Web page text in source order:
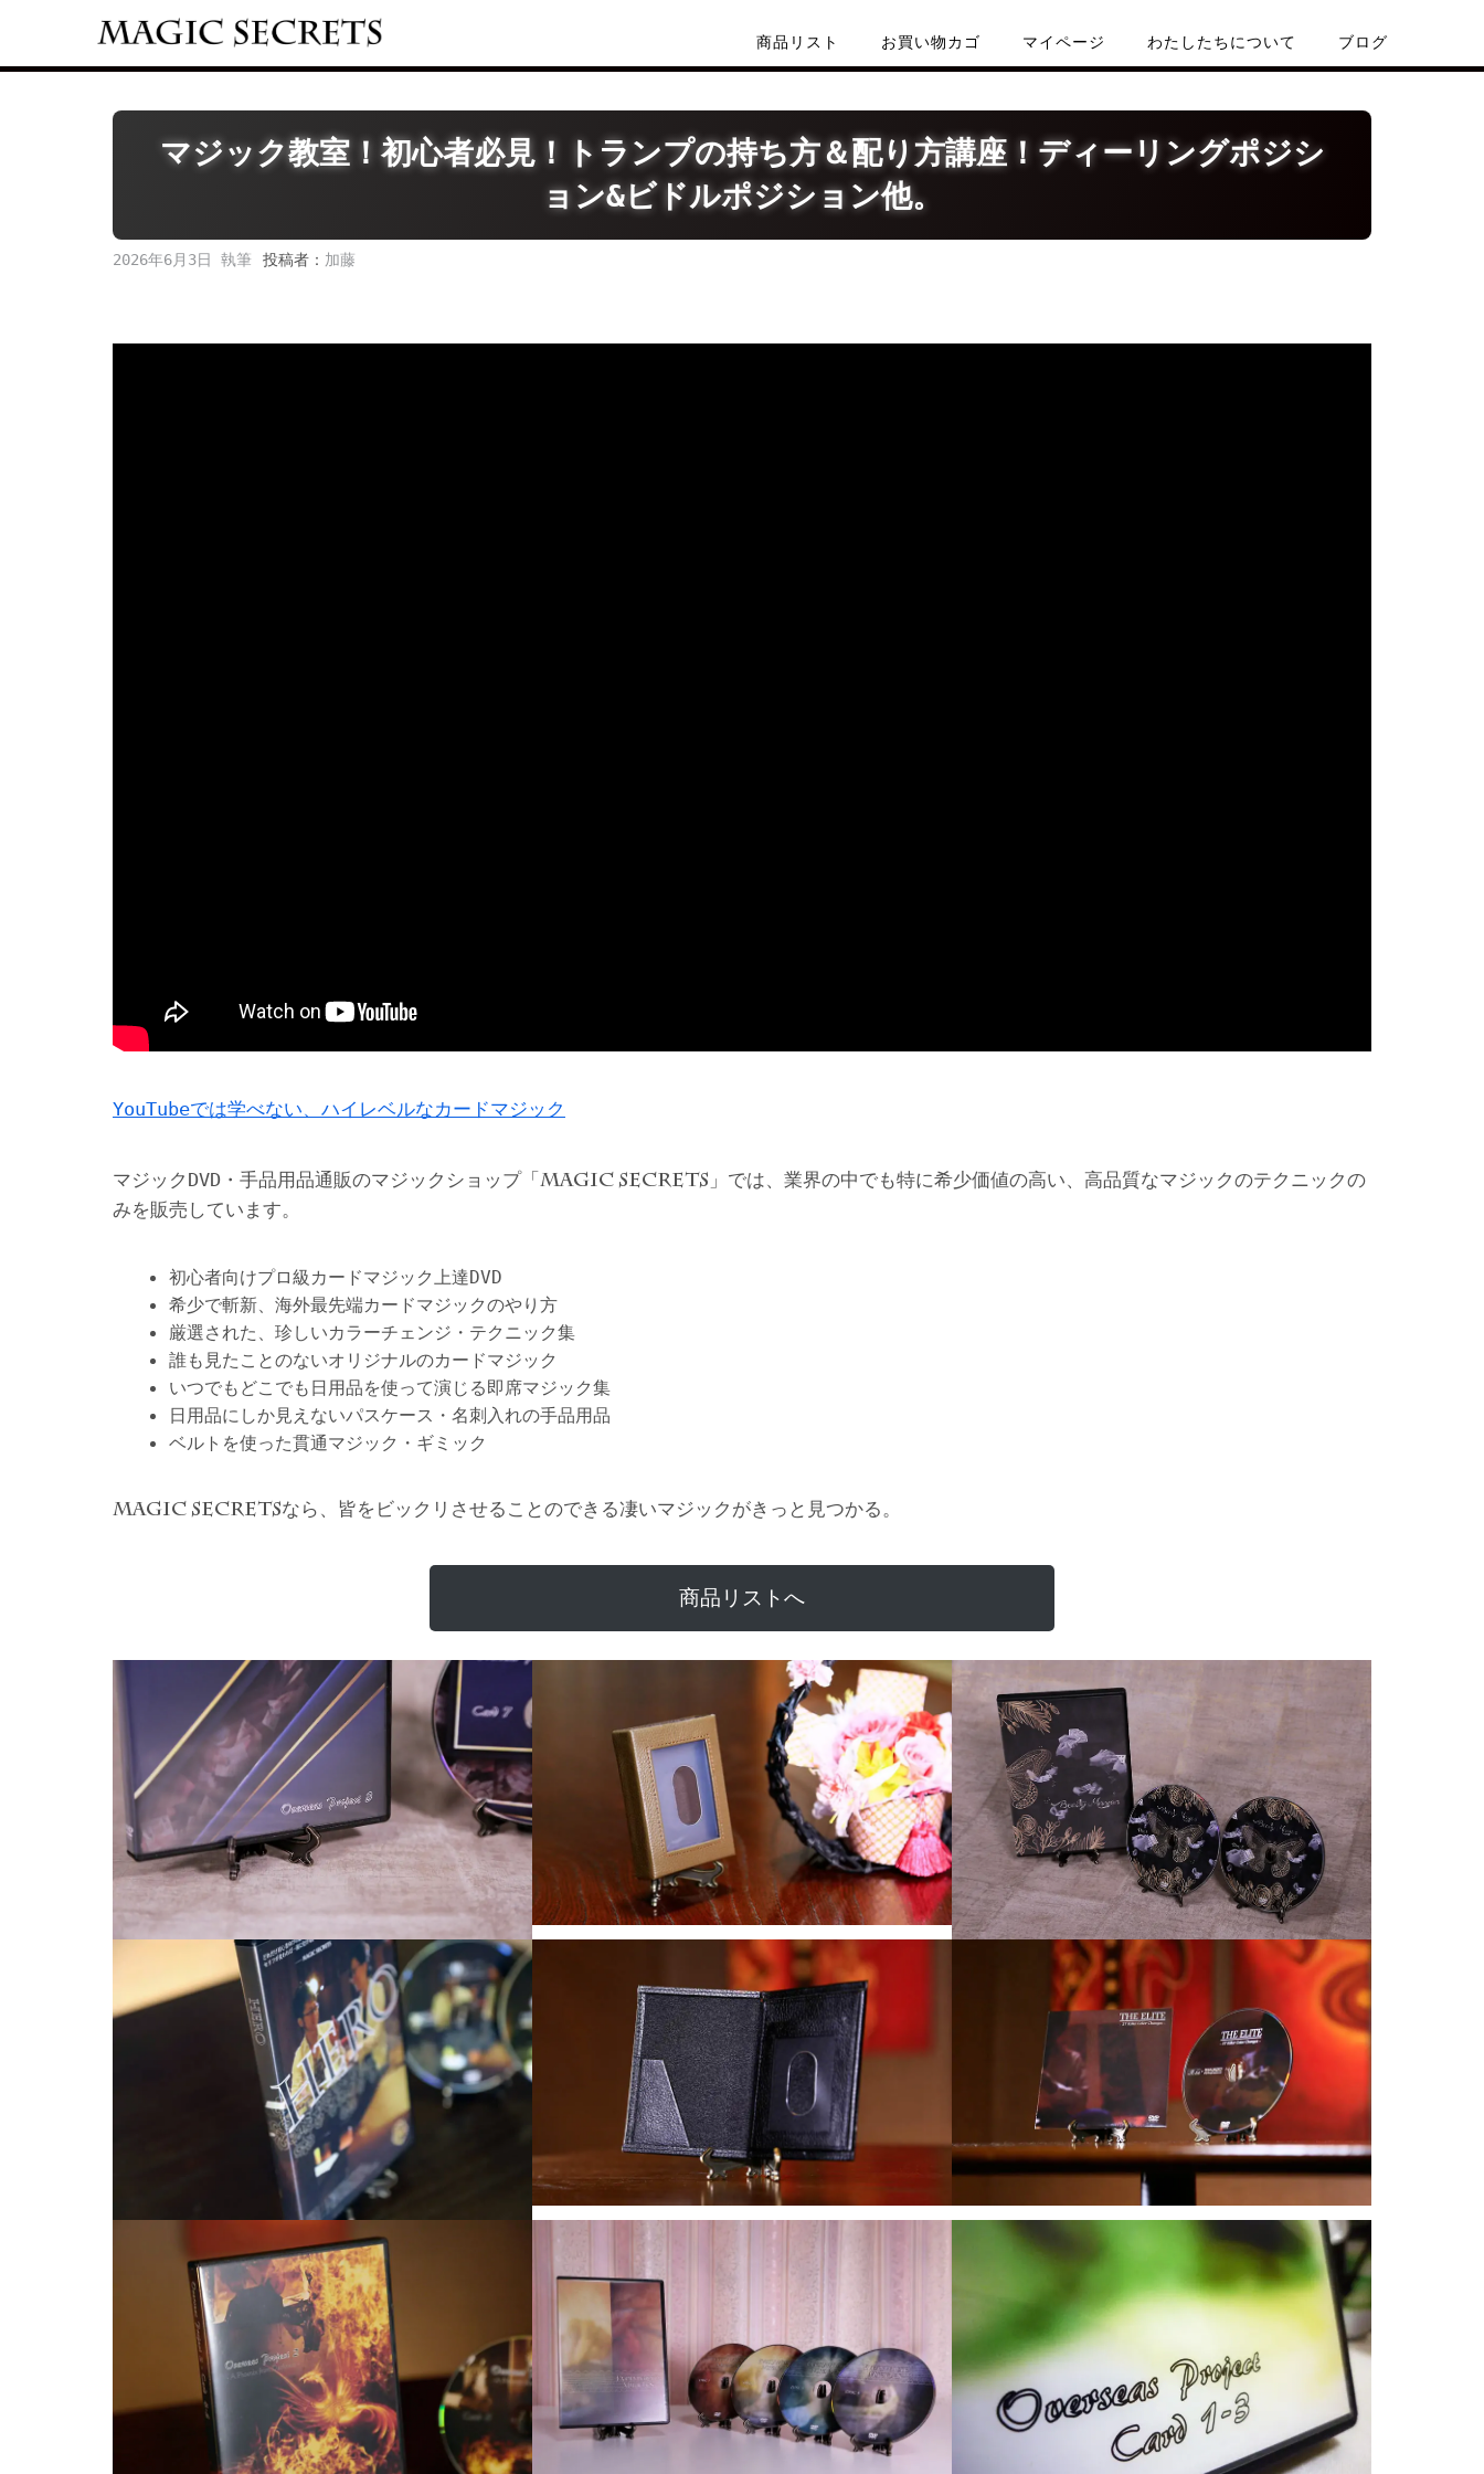
商品リスト お買い物カゴ マイページ わたしたちについて ブログ
マジック教室！初心者必見！トランプの持ち方＆配り方講座！ディーリングポジシ
ョン&ビドルポジション他。
2026年6月3日 投稿者： 加藤
YouTubeでは学べない、ハイレベルなカードマジック
マジックDVD・手品用品通販のマジックショップ「 MAGIC SECRETS 」では、業界の中でも特に希少価値の高い、高品質なマジックのテクニックの
みを販売しています。
初心者向けプロ級カードマジック上達DVD
希少で斬新、海外最先端カードマジックのやり方
厳選された、珍しいカラーチェンジ・テクニック集
誰も見たことのないオリジナルのカードマジック
いつでもどこでも日用品を使って演じる即席マジック集
日用品にしか見えないパスケース・名刺入れの手品用品
ベルトを使った貫通マジック・ギミック
MAGIC SECRETSなら、皆をビックリさせることのできる凄いマジックがきっと見つかる。
商品リストへ